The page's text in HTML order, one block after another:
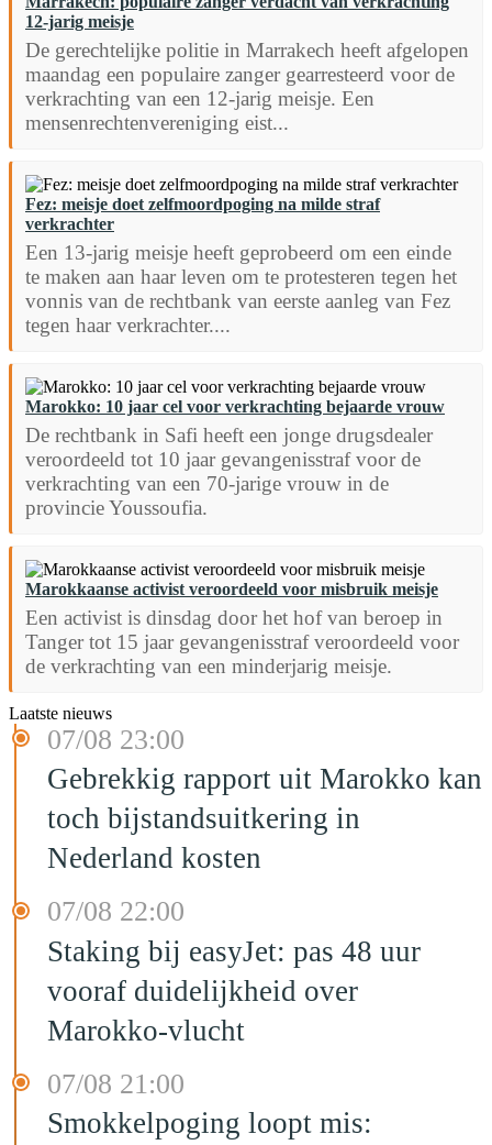
12-jarig meisje
De gerechtelijke politie in Marrakech heeft afgelopen
maandag een populaire zanger gearresteerd voor de
verkrachting van een 12-jarig meisje. Een
mensenrechtenvereniging eist...
Fez: meisje doet zelfmoordpoging na milde straf
verkrachter
Een 13-jarig meisje heeft geprobeerd om een einde
te maken aan haar leven om te protesteren tegen het
vonnis van de rechtbank van eerste aanleg van Fez
tegen haar verkrachter....
Marokko: 10 jaar cel voor verkrachting bejaarde vrouw
De rechtbank in Safi heeft een jonge drugsdealer
veroordeeld tot 10 jaar gevangenisstraf voor de
verkrachting van een 70-jarige vrouw in de
provincie Youssoufia.
Marokkaanse activist veroordeeld voor misbruik meisje
Een activist is dinsdag door het hof van beroep in
Tanger tot 15 jaar gevangenisstraf veroordeeld voor
de verkrachting van een minderjarig meisje.
Laatste nieuws
07/08 23:00
Gebrekkig rapport uit Marokko kan
toch bijstandsuitkering in
Nederland kosten
07/08 22:00
Staking bij easyJet: pas 48 uur
vooraf duidelijkheid over
Marokko-vlucht
07/08 21:00
Smokkelpoging loopt mis: